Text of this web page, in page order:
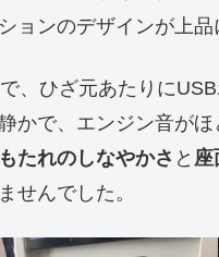
ョンのデザインが上品
、ひざ元あたりにUSB
かで、エンジン音がほ
たれのしなやかさ と 座
せんでした。